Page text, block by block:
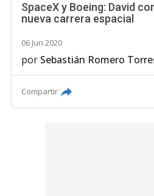
SpaceX y Boeing: David
nueva carrera espacial
06 Jun 2020
por Sebastián Romero
Compartir